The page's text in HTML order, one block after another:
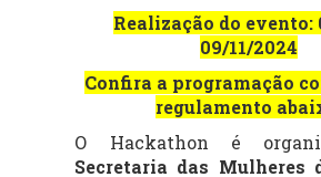
Realização do evento:
09/11/2024
Confira a programação
regulamento
O Hackathon é
Secretaria das Mulheres